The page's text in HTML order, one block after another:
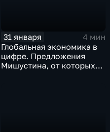
31 января
4 мин
Глобальная экономика в
цифре. Предложения
Мишустина, от которых